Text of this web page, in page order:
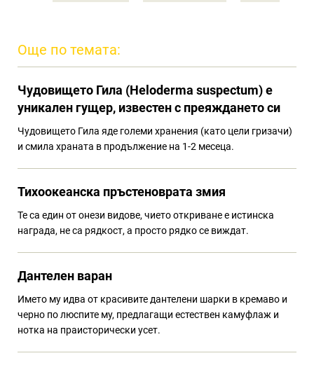
Още по темата:
Чудовището Гила (Heloderma suspectum) e
уникален гущер, известен с преяждането си
Чудовището Гила яде големи хранения (като цели гризачи)
и смила храната в продължение на 1-2 месеца.
Тихоокеанска пръстеноврата змия
Те са един от онези видове, чието откриване е истинска
награда, не са рядкост, а просто рядко се виждат.
Дантелен варан
Името му идва от красивите дантелени шарки в кремаво и
черно по люспите му, предлагащи естествен камуфлаж и
нотка на праисторически усет.